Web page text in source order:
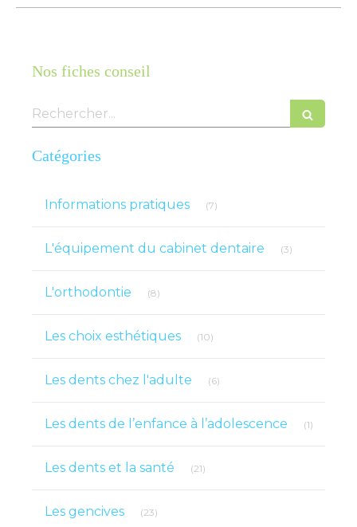
Nos fiches conseil
Rechercher
Catégories
Informations pratiques (7)
L'équipement du cabinet dentaire (3)
L'orthodontie (8)
Les choix esthétiques (10)
Les dents chez l'adulte (6)
Les dents de l’enfance à l’adolescence (1)
Les dents et la santé (21)
Les gencives (23)